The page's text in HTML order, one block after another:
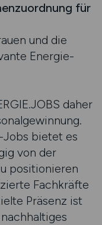
für
und die
Energie-
daher
Jobs bietet es
von der
positionieren
Fachkräfte
Präsenz ist